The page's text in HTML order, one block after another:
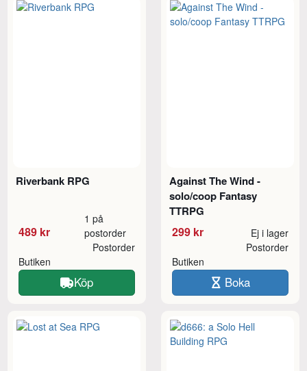
Riverbank RPG
489 kr
1 på
postorder
Butiken
Postorder
Köp
Against The Wind -
solo/coop Fantasy
TTRPG
299 kr Ej i lager
Butiken
Postorder
Boka